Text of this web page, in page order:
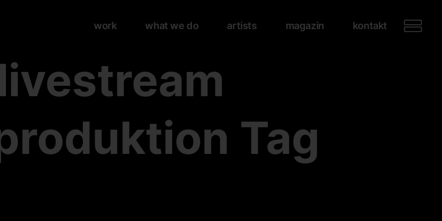
work what we do artists magazin kontakt
Tag